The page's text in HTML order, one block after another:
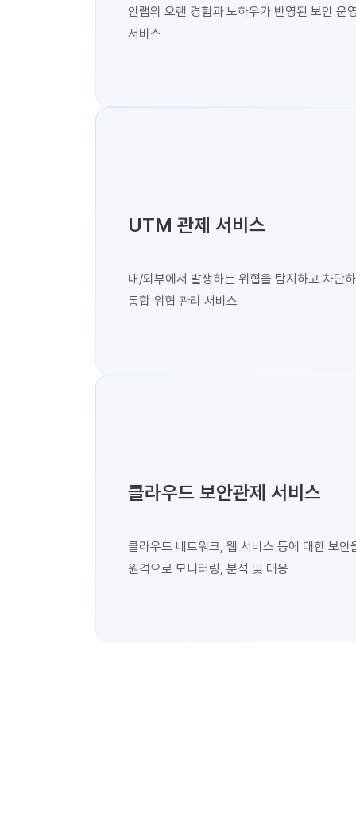
안랩의 오랜 경험과 노하우가 반영된 보안 운
서비스
UTM 관제 서비스
내/외부에서 발생하는 위협을 탐지하고 차단
통합 위협 관리 서비스
클라우드 보안관제 서비스
클라우드 네트워크, 웹 서비스 등에 대한 보안
원격으로 모니터링, 분석 및 대응